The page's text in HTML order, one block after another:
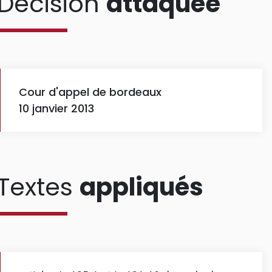
Cour d'appel de bordeaux
10 janvier 2013
appliqués